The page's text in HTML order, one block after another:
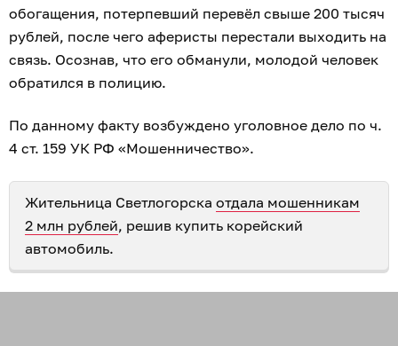
обогащения, потерпевший перевёл свыше 200 тысяч
рублей, после чего аферисты перестали выходить на
связь. Осознав, что его обманули, молодой человек
обратился в полицию.
По данному факту возбуждено уголовное дело по ч.
4 ст. 159 УК РФ «Мошенничество».
Жительница Светлогорска отдала мошенникам
2 млн рублей, решив купить корейский
автомобиль.